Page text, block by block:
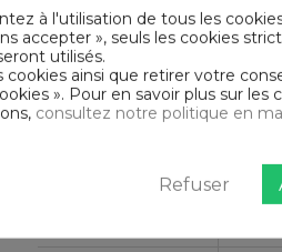
Longueur 300
Matériaux
Conseils
Type de public
à l'utilisation de tous les
accepter », seuls les cookies
utilisés.
ainsi que retirer votre
». Pour en savoir plus sur les
consultez notre politique en
Refuser